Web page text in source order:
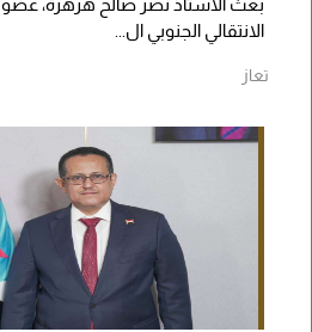
بعث الأستاذ نصر صالح هرهرة،
الانتقالي الجنوبي ال...
تعاز